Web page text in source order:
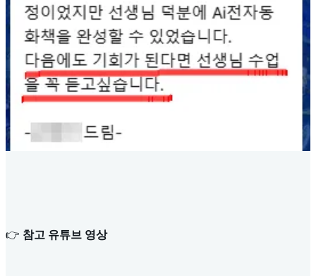
👉 참고 유튜브 영상